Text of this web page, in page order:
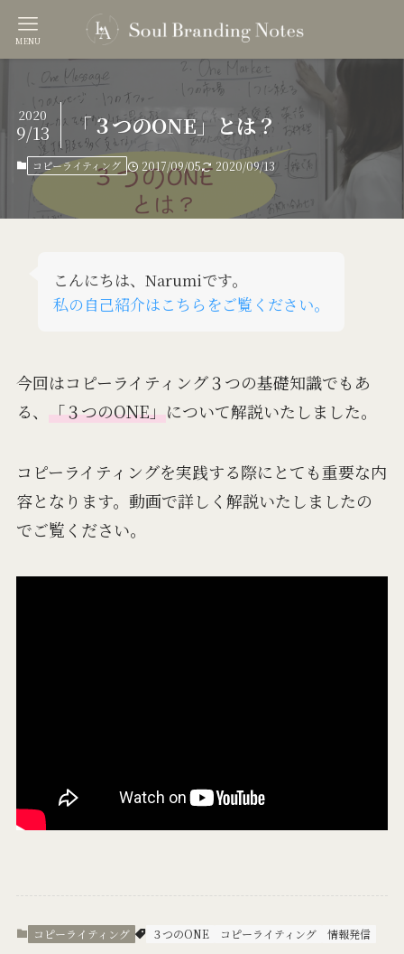
MENU
「３つのONE」とは？
2020
9/13
コピーライティング 2017/09/05 2020/09/13
こんにちは、Narumiです。
私の自己紹介はこちらをご覧ください。
今回はコピーライティング３つの基礎知識でもあ
る、
「３つのONE」 について解説いたしました。
コピーライティングを実践する際にとても重要な内
容となります。動画で詳しく解説いたしましたの
でご覧ください。
コピーライティング ３つのONE コピーライティング 情報発信